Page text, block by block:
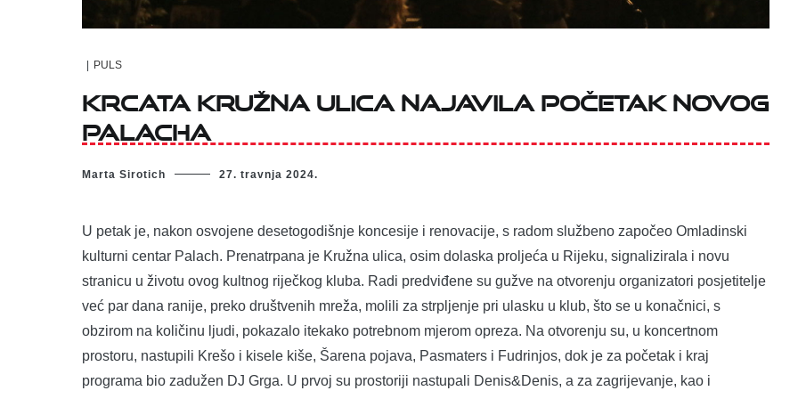
PULS
Krcata Kružna ulica najavila početak novog
Palacha
Marta Sirotich 27. travnja 2024.
U petak je, nakon osvojene desetogodišnje koncesije i renovacije, s radom službeno započeo Omladinski
kulturni centar Palach. Prenatrpana je Kružna ulica, osim dolaska proljeća u Rijeku, signalizirala i novu
stranicu u životu ovog kultnog riječkog kluba. Radi predviđene su gužve na otvorenju organizatori posjetitelje
već par dana ranije, preko društvenih mreža, molili za strpljenje pri ulasku u klub, što se u konačnici, s
obzirom na količinu ljudi, pokazalo itekako potrebnom mjerom opreza. Na otvorenju su, u koncertnom
prostoru, nastupili Krešo i kisele kiše, Šarena pojava, Pasmaters i Fudrinjos, dok je za početak i kraj
programa bio zadužen DJ Grga. U prvoj su prostoriji nastupali Denis&Denis, a za zagrijevanje, kao i